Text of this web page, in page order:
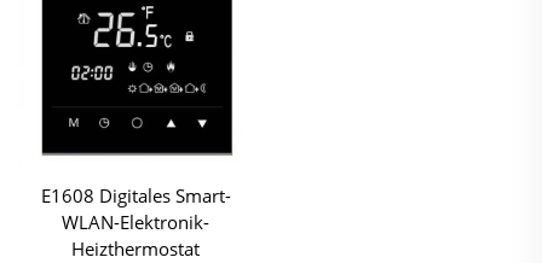
E1608 Digitales Smart-
WLAN-Elektronik-
Heizthermostat